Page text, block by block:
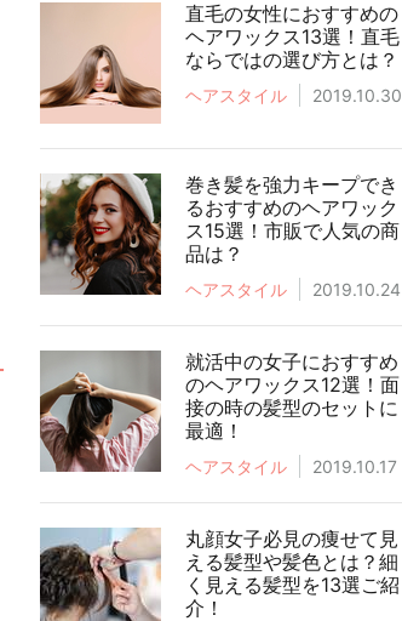
直毛の女性におすすめの
ヘアワックス13選！直毛
ならではの選び方とは？
ヘアスタイル 2019.10.30
巻き髪を強力キープでき
るおすすめのヘアワック
ス15選！市販で人気の商
品は？
ヘアスタイル 2019.10.24
就活中の女子におすすめ
のヘアワックス12選！面
接の時の髪型のセットに
最適！
ヘアスタイル 2019.10.17
丸顔女子必見の痩せて見
える髪型や髪色とは？細
く見える髪型を13選ご紹
介！